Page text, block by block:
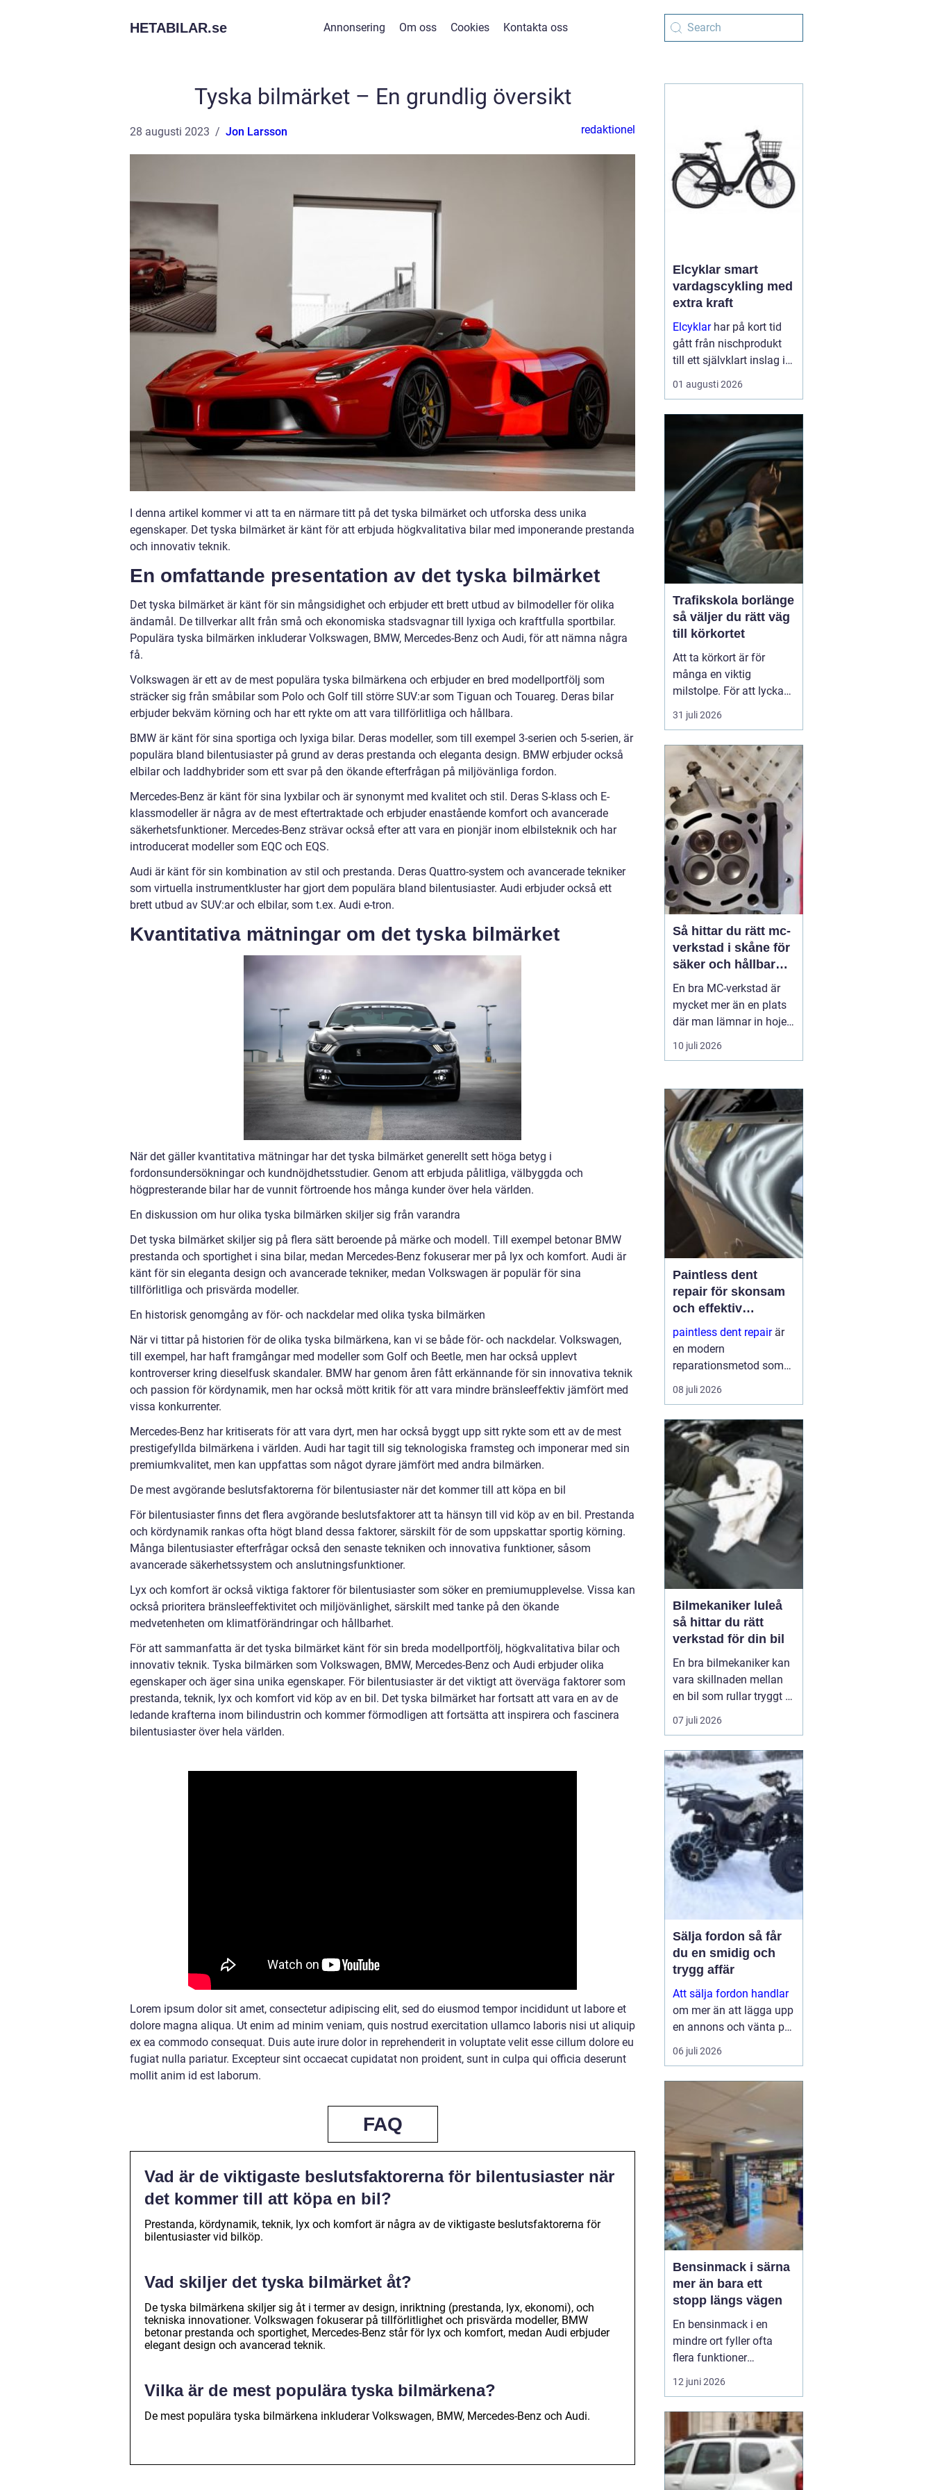
HETABILAR.se Annonsering Om oss Cookies Kontakta oss
Tyska bilmärket – En grundlig översikt
28 augusti 2023 Jon Larsson redaktionel
I denna artikel kommer vi att ta en närmare titt på det tyska bilmärket och utforska dess unika
egenskaper. Det tyska bilmärket är känt för att erbjuda högkvalitativa bilar med imponerande prestanda
och innovativ teknik.
En omfattande presentation av det tyska bilmärket
Det tyska bilmärket är känt för sin mångsidighet och erbjuder ett brett utbud av bilmodeller för olika
ändamål. De tillverkar allt från små och ekonomiska stadsvagnar till lyxiga och kraftfulla sportbilar.
Populära tyska bilmärken inkluderar Volkswagen, BMW, Mercedes-Benz och Audi, för att nämna några
få.
Volkswagen är ett av de mest populära tyska bilmärkena och erbjuder en bred modellportfölj som
sträcker sig från småbilar som Polo och Golf till större SUV:ar som Tiguan och Touareg. Deras bilar
erbjuder bekväm körning och har ett rykte om att vara tillförlitliga och hållbara.
BMW är känt för sina sportiga och lyxiga bilar. Deras modeller, som till exempel 3-serien och 5-serien, är
populära bland bilentusiaster på grund av deras prestanda och eleganta design. BMW erbjuder också
elbilar och laddhybrider som ett svar på den ökande efterfrågan på miljövänliga fordon.
Mercedes-Benz är känt för sina lyxbilar och är synonymt med kvalitet och stil. Deras S-klass och E-
klassmodeller är några av de mest eftertraktade och erbjuder enastående komfort och avancerade
säkerhetsfunktioner. Mercedes-Benz strävar också efter att vara en pionjär inom elbilsteknik och har
introducerat modeller som EQC och EQS.
Audi är känt för sin kombination av stil och prestanda. Deras Quattro-system och avancerade tekniker
som virtuella instrumentkluster har gjort dem populära bland bilentusiaster. Audi erbjuder också ett
brett utbud av SUV:ar och elbilar, som t.ex. Audi e-tron.
Kvantitativa mätningar om det tyska bilmärket
När det gäller kvantitativa mätningar har det tyska bilmärket generellt sett höga betyg i
fordonsundersökningar och kundnöjdhetsstudier. Genom att erbjuda pålitliga, välbyggda och
högpresterande bilar har de vunnit förtroende hos många kunder över hela världen.
En diskussion om hur olika tyska bilmärken skiljer sig från varandra
Det tyska bilmärket skiljer sig på flera sätt beroende på märke och modell. Till exempel betonar BMW
prestanda och sportighet i sina bilar, medan Mercedes-Benz fokuserar mer på lyx och komfort. Audi är
känt för sin eleganta design och avancerade tekniker, medan Volkswagen är populär för sina
tillförlitliga och prisvärda modeller.
En historisk genomgång av för- och nackdelar med olika tyska bilmärken
När vi tittar på historien för de olika tyska bilmärkena, kan vi se både för- och nackdelar. Volkswagen,
till exempel, har haft framgångar med modeller som Golf och Beetle, men har också upplevt
kontroverser kring dieselfusk skandaler. BMW har genom åren fått erkännande för sin innovativa teknik
och passion för kördynamik, men har också mött kritik för att vara mindre bränsleeffektiv jämfört med
vissa konkurrenter.
Mercedes-Benz har kritiserats för att vara dyrt, men har också byggt upp sitt rykte som ett av de mest
prestigefyllda bilmärkena i världen. Audi har tagit till sig teknologiska framsteg och imponerar med sin
premiumkvalitet, men kan uppfattas som något dyrare jämfört med andra bilmärken.
De mest avgörande beslutsfaktorerna för bilentusiaster när det kommer till att köpa en bil
För bilentusiaster finns det flera avgörande beslutsfaktorer att ta hänsyn till vid köp av en bil. Prestanda
och kördynamik rankas ofta högt bland dessa faktorer, särskilt för de som uppskattar sportig körning.
Många bilentusiaster efterfrågar också den senaste tekniken och innovativa funktioner, såsom
avancerade säkerhetssystem och anslutningsfunktioner.
Lyx och komfort är också viktiga faktorer för bilentusiaster som söker en premiumupplevelse. Vissa kan
också prioritera bränsleeffektivitet och miljövänlighet, särskilt med tanke på den ökande
medvetenheten om klimatförändringar och hållbarhet.
För att sammanfatta är det tyska bilmärket känt för sin breda modellportfölj, högkvalitativa bilar och
innovativ teknik. Tyska bilmärken som Volkswagen, BMW, Mercedes-Benz och Audi erbjuder olika
egenskaper och äger sina unika egenskaper. För bilentusiaster är det viktigt att överväga faktorer som
prestanda, teknik, lyx och komfort vid köp av en bil. Det tyska bilmärket har fortsatt att vara en av de
ledande krafterna inom bilindustrin och kommer förmodligen att fortsätta att inspirera och fascinera
bilentusiaster över hela världen.
Lorem ipsum dolor sit amet, consectetur adipiscing elit, sed do eiusmod tempor incididunt ut labore et
dolore magna aliqua. Ut enim ad minim veniam, quis nostrud exercitation ullamco laboris nisi ut aliquip
ex ea commodo consequat. Duis aute irure dolor in reprehenderit in voluptate velit esse cillum dolore eu
fugiat nulla pariatur. Excepteur sint occaecat cupidatat non proident, sunt in culpa qui officia deserunt
mollit anim id est laborum.
FAQ
Vad är de viktigaste beslutsfaktorerna för bilentusiaster när
det kommer till att köpa en bil?
Prestanda, kördynamik, teknik, lyx och komfort är några av de viktigaste beslutsfaktorerna för
bilentusiaster vid bilköp.
Vad skiljer det tyska bilmärket åt?
De tyska bilmärkena skiljer sig åt i termer av design, inriktning (prestanda, lyx, ekonomi), och
tekniska innovationer. Volkswagen fokuserar på tillförlitlighet och prisvärda modeller, BMW
betonar prestanda och sportighet, Mercedes-Benz står för lyx och komfort, medan Audi erbjuder
elegant design och avancerad teknik.
Vilka är de mest populära tyska bilmärkena?
De mest populära tyska bilmärkena inkluderar Volkswagen, BMW, Mercedes-Benz och Audi.
Elcyklar smart
vardagscykling med
extra kraft
Elcyklarhar på kort tid
gått från nischprodukt
till ett självklart inslag i
många städer och
samhällen.
elassistans gör det
enklare att välja cykeln i
01 augusti 2026
Trafikskola borlänge
så väljer du rätt väg
till körkortet
Att ta körkort är för
många en viktig
milstolpe. För att lyckas
på ett tryggt och
effektivt sätt spelar valet
Den som söker en
Trafikskola Borlänge
möter i dag många
alternativ, med a...
31 juli 2026
Så hittar du rätt mc-
verkstad i skåne för
säker och hållbar
körning
En bra MC-verkstad är
mycket mer än en plats
där man lämnar in hojen
när något går sönder.
För många förare i
trygghet, säkerhet och
körglädje under lång tid
framöver. En
genomtänkt serviceplan
förlänger livslängden på
motorcykel...
10 juli 2026
Paintless dent
repair för skonsam
och effektiv
reparation av
bucklor
paintless dent repairär
en modern
reparationsmetod som
används för att ta bort
bucklor i bilplåt utan att
har blivit mycket populär
i sverige eftersom den
kombinerar
hantverksskickl...
08 juli 2026
Bilmekaniker luleå
så hittar du rätt
verkstad för din bil
En bra bilmekaniker kan
vara skillnaden mellan
en bil som rullar tryggt i
många år och
återkommande problem
I Luleå finns många
verkstäder att välja på,
men hur vet du
egentligen vem som gör
ett bra jobb, håller vad
de lova...
07 juli 2026
Sälja fordon så får
du en smidig och
trygg affär
Att sälja fordon handlar
om mer än att lägga upp
en annons och vänta på
svar. Många vill få en
bra peng för bilen,
snöskotern, men lika
viktigt är en säker affär,
snabb betalning oc...
06 juli 2026
Bensinmack i särna
mer än bara ett
stopp längs vägen
En bensinmack i en
mindre ort fyller ofta
flera funktioner
samtidigt. I Särna, mitt i
norra Dalarna, blir
knutpunkt för både
ortsbor och
genomresande. Här
handlar det om mer än
12 juni 2026